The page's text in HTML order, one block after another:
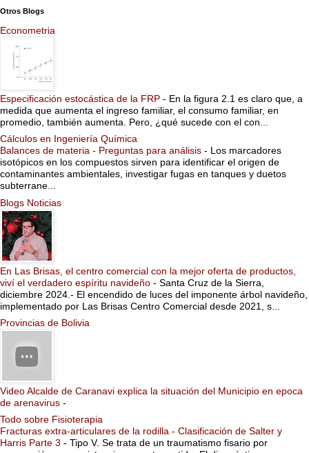
Otros Blogs
Econometria
Especificación estocástica de la FRP - En la figura 2.1 es claro que, a
medida que aumenta el ingreso familiar, el consumo familiar, en
promedio, también aumenta. Pero, ¿qué sucede con el con...
Cálculos en Ingeniería Química
Balances de materia - Preguntas para análisis - Los marcadores
isotópicos en los compuestos sirven para identificar el origen de
contaminantes ambientales, investigar fugas en tanques y duetos
subterrane...
Blogs Noticias
En Las Brisas, el centro comercial con la mejor oferta de productos,
viví el verdadero espíritu navideño - Santa Cruz de la Sierra,
diciembre 2024.- El encendido de luces del imponente árbol navideño,
implementado por Las Brisas Centro Comercial desde 2021, s...
Provincias de Bolivia
Video Alcalde de Caranavi explica la situación del Municipio en epoca
de arenavirus -
Todo sobre Fisioterapia
Fracturas extra-articulares de la rodilla - Clasificación de Salter y
Harris Parte 3 - Tipo V. Se trata de un traumatismo fisario por